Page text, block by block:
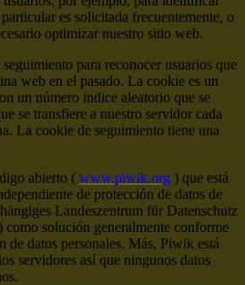
es solicitada frecuentemente, o
optimizar nuestro sitio web.
para reconocer usuarios que
web en el pasado. La cookie es un
un número indice aleatorio que se
se transfiere a nuestro servidor cada
La cookie de seguimiento tiene una
abierto ( www.piwik.org ) que está
de protección de datos de
Landeszentrum für Datenschutz
solución generalmente conforme
de datos personales. Más, Piwik está
servidores así que ningunos datos